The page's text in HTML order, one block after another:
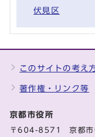
伏見区
このサイトの考え
著作権・リンク等
京都市役所
〒604-8571 京都市